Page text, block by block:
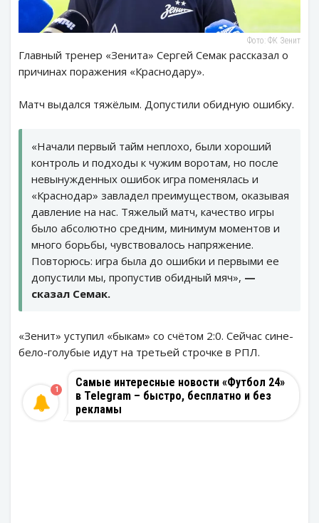
Фото: ФК Зенит
Главный тренер «Зенита» Сергей Семак рассказал о
причинах поражения «Краснодару».
Матч выдался тяжёлым. Допустили обидную ошибку.
«Начали первый тайм неплохо, были хороший
контроль и подходы к чужим воротам, но после
невынужденных ошибок игра поменялась и
«Краснодар» завладел преимуществом, оказывая
давление на нас. Тяжелый матч, качество игры
было абсолютно средним, минимум моментов и
много борьбы, чувствовалось напряжение.
Повторюсь: игра была до ошибки и первыми ее
допустили мы, пропустив обидный мяч», —
сказал Семак.
«Зенит» уступил «быкам» со счётом 2:0. Сейчас сине-
бело-голубые идут на третьей строчке в РПЛ.
Самые интересные новости «Футбол 24»
в Telegram – быстро, бесплатно и без
рекламы
1